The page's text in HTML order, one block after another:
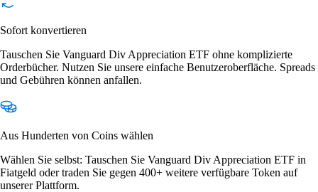
Sofort konvertieren
Tauschen Sie Vanguard Div Appreciation ETF ohne komplizierte
Orderbücher. Nutzen Sie unsere einfache Benutzeroberfläche. Spreads
und Gebühren können anfallen.
Aus Hunderten von Coins wählen
Wählen Sie selbst: Tauschen Sie Vanguard Div Appreciation ETF in
Fiatgeld oder traden Sie gegen 400+ weitere verfügbare Token auf
unserer Plattform.